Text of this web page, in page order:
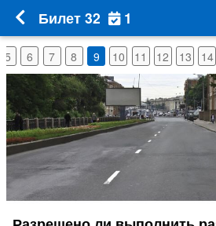
5 6 7 8 9 10 11 12 13 14
Билет 32 1